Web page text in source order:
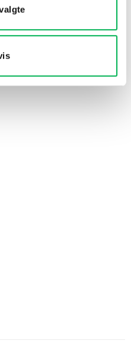
Universalrengøring Lavendel
Økologisk 750 ml
Køb nu